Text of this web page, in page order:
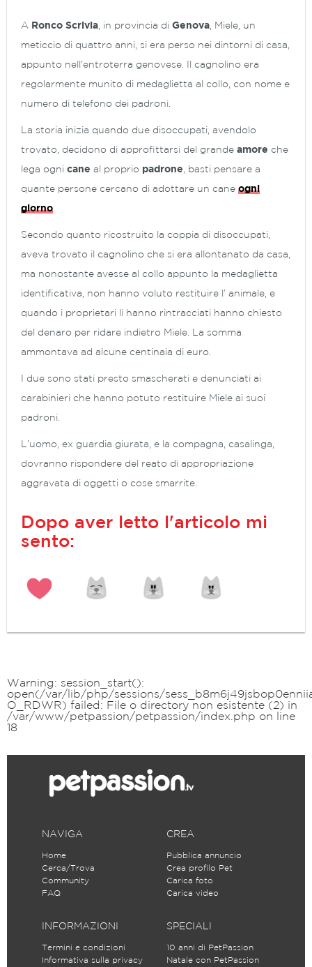
A Ronco Scrivia , in provincia di Genova , Miele, un
meticcio di quattro anni, si era perso nei dintorni di casa,
appunto nell’entroterra genovese. Il cagnolino era
regolarmente munito di medaglietta al collo, con nome e
numero di telefono dei padroni.
La storia inizia quando due disoccupati, avendolo
trovato, decidono di approfittarsi del grande amore che
lega ogni cane al proprio padrone , basti pensare a
quante persone cercano di adottare un cane ogni
giorno
Secondo quanto ricostruito la coppia di disoccupati,
aveva trovato il cagnolino che si era allontanato da casa,
ma nonostante avesse al collo appunto la medaglietta
identificativa, non hanno voluto restituire l’ animale, e
quando i proprietari li hanno rintracciati hanno chiesto
del denaro per ridare indietro Miele. La somma
ammontava ad alcune centinaia di euro.
I due sono stati presto smascherati e denunciati ai
carabinieri che hanno potuto restituire Miele ai suoi
padroni.
L’uomo, ex guardia giurata, e la compagna, casalinga,
dovranno rispondere del reato di appropriazione
aggravata di oggetti o cose smarrite.
Dopo aver letto l'articolo mi
sento:
Warning : session_start():
open(/var/lib/php/sessions/
O_RDWR) failed: File o directory non esistente (2) in
/var/www/petpassion/petpassion/index.php on line
18
NAVIGA
Home
Cerca/Trova
Community
FAQ
CREA
Pubblica annuncio
Crea profilo Pet
Carica foto
Carica video
INFORMAZIONI
Termini e condizioni
Informativa sulla privacy
SPECIALI
10 anni di PetPassion
Natale con PetPassion